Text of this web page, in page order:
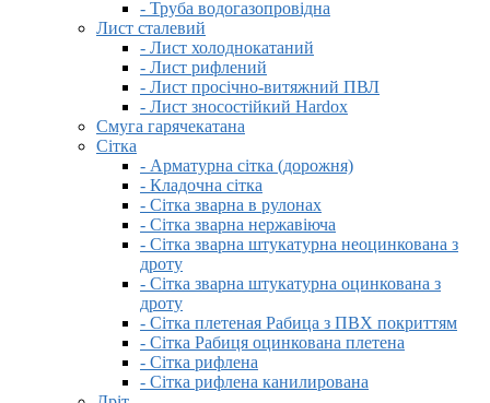
- Труба водогазопровідна
Лист сталевий
- Лист холоднокатаний
- Лист рифлений
- Лист просічно-витяжний ПВЛ
- Лист зносостійкий Hardox
Смуга гарячекатана
Сітка
- Арматурна сітка (дорожня)
- Кладочна сітка
- Сітка зварна в рулонах
- Сітка зварна нержавіюча
- Сітка зварна штукатурна неоцинкована з
дроту
- Сітка зварна штукатурна оцинкована з
дроту
- Сітка плетеная Рабица з ПВХ покриттям
- Сітка Рабиця оцинкована плетена
- Сітка рифлена
- Сітка рифлена канилирована